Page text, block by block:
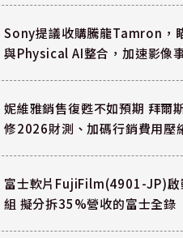
Sony提議收購騰龍Tamron，
與Physical AI整合，加速影像
妮維雅銷售復甦不如預期 拜爾
修2026財測、加碼行銷費用壓
富士軟片FujiFilm(4901-JP)啟
組 擬分拆35%營收的富士全錄